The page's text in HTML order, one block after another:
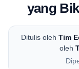
yang
Ditulis oleh Tim
oleh